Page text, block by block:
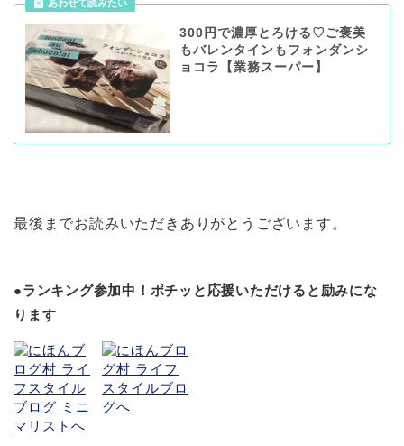
300円で濃厚とろける♡ご褒美
もバレンタインもフォンダンシ
ョコラ【業務スーパー】
最後までお読みいただきありがとうございます。
●ランキング参加中！ポチッと応援いただけると励みにな
ります